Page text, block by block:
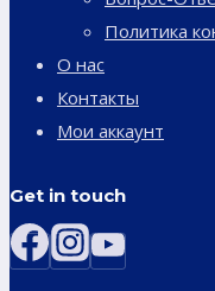
Политика
О нас
Контакты
Мои аккаунт
Get in touch